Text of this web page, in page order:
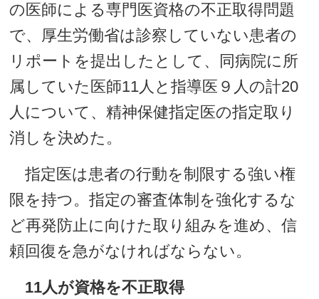
の医師による専門医資格の不正取得問題
で、厚生労働省は診察していない患者の
リポートを提出したとして、同病院に所
属していた医師11人と指導医９人の計20
人について、精神保健指定医の指定取り
消しを決めた。
指定医は患者の行動を制限する強い権
限を持つ。指定の審査体制を強化するな
ど再発防止に向けた取り組みを進め、信
頼回復を急がなければならない。
11人が資格を不正取得